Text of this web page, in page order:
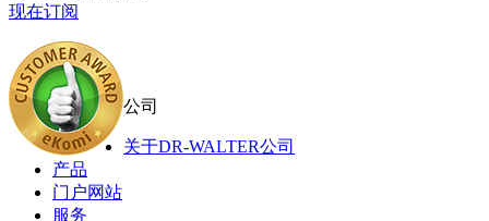
现在订阅
公司
关于DR-WALTER公司
产品
门户网站
服务